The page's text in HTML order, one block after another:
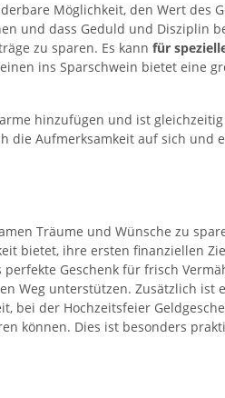
Möglichkeit, den Wert des
und dass Geduld und Disziplin
zu sparen. Es kann für
ins Sparschwein bietet eine
hinzufügen und ist
die Aufmerksamkeit auf sich und
Träume und Wünsche zu
bietet, ihre ersten finanziellen
Geschenk für frisch
Weg unterstützen. Zusätzlich ist
bei der Hochzeitsfeier
können. Dies ist besonders